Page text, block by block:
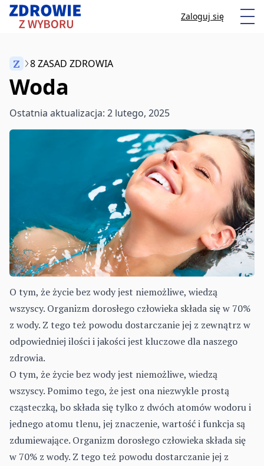
Przeskocz do treści Zaloguj się
Zacznij pisać, aby wyszukać artykuły
Z 8 ZASAD ZDROWIA
Woda
Ostatnia aktualizacja: 2 lutego, 2025
O tym, że życie bez wody jest niemożliwe, wiedzą
wszyscy. Organizm dorosłego człowieka składa się w 70%
z wody. Z tego też powodu dostarczanie jej z zewnątrz w
odpowiedniej ilości i jakości jest kluczowe dla naszego
zdrowia.
O tym, że życie bez wody jest niemożliwe, wiedzą
wszyscy. Pomimo tego, że jest ona niezwykle prostą
cząsteczką, bo składa się tylko z dwóch atomów wodoru i
jednego atomu tlenu, jej znaczenie, wartość i funkcja są
zdumiewające. Organizm dorosłego człowieka składa się
w 70% z wody. Z tego też powodu dostarczanie jej z